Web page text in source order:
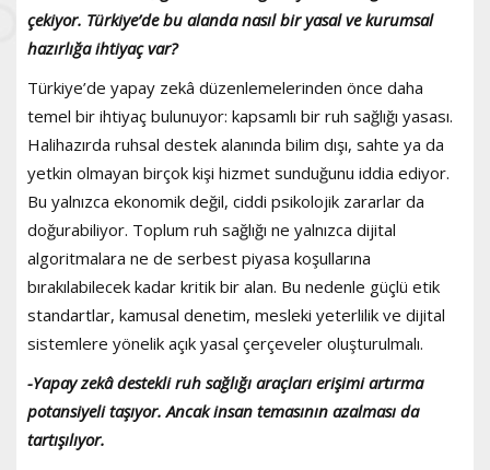
çekiyor. Türkiye’de bu alanda nasıl bir yasal ve kurumsal
hazırlığa ihtiyaç var?
Türkiye’de yapay zekâ düzenlemelerinden önce daha
temel bir ihtiyaç bulunuyor: kapsamlı bir ruh sağlığı yasası.
Halihazırda ruhsal destek alanında bilim dışı, sahte ya da
yetkin olmayan birçok kişi hizmet sunduğunu iddia ediyor.
Bu yalnızca ekonomik değil, ciddi psikolojik zararlar da
doğurabiliyor. Toplum ruh sağlığı ne yalnızca dijital
algoritmalara ne de serbest piyasa koşullarına
bırakılabilecek kadar kritik bir alan. Bu nedenle güçlü etik
standartlar, kamusal denetim, mesleki yeterlilik ve dijital
sistemlere yönelik açık yasal çerçeveler oluşturulmalı.
-Yapay zekâ destekli ruh sağlığı araçları erişimi artırma
potansiyeli taşıyor. Ancak insan temasının azalması da
tartışılıyor.